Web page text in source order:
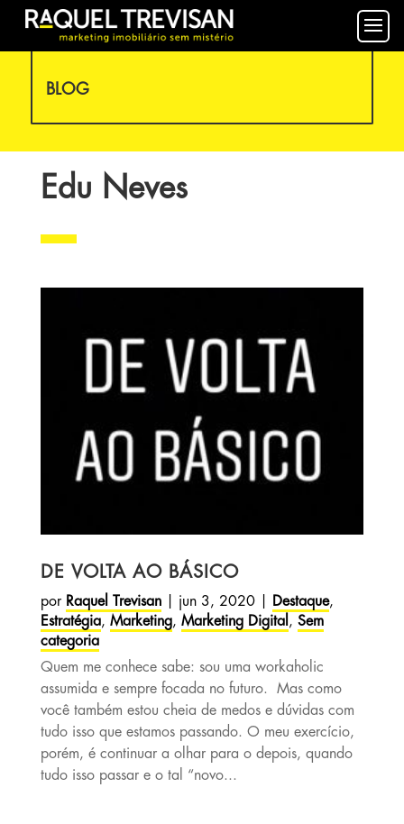
BLOG
Edu Neves
DE VOLTA AO BÁSICO
por Raquel Trevisan| jun 3, 2020| Destaque,
Estratégia, Marketing, Marketing Digital , Sem
categoria
Quem me conhece sabe: sou uma workaholic
assumida e sempre focada no futuro. Mas como
você também estou cheia de medos e dúvidas com
tudo isso que estamos passando. O meu exercício,
porém, é continuar a olhar para o depois, quando
tudo isso passar e o tal “novo...